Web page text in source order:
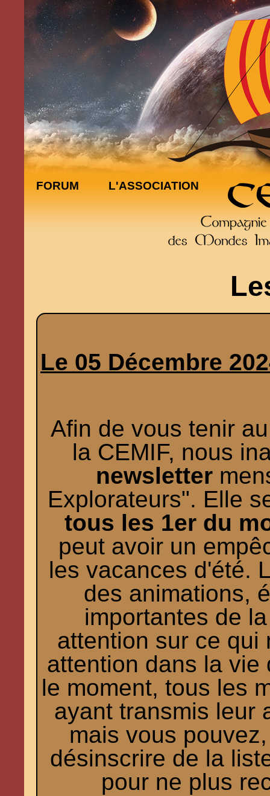
FORUM L'ASSOCIATION
Le 05 Décembre
Afin de vous tenir
la CEMIF, nous
newsletter
Explorateurs". Elle
tous les 1er du
peut avoir un
les vacances d'été.
des animations,
importantes de
attention sur ce qui
attention dans la vie
le moment, tous les
ayant transmis leur
mais vous
désinscrire de la
pour ne plus